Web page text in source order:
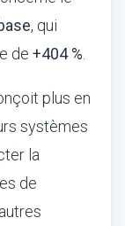
, qui
de +404 %
plus en
systèmes
la
de